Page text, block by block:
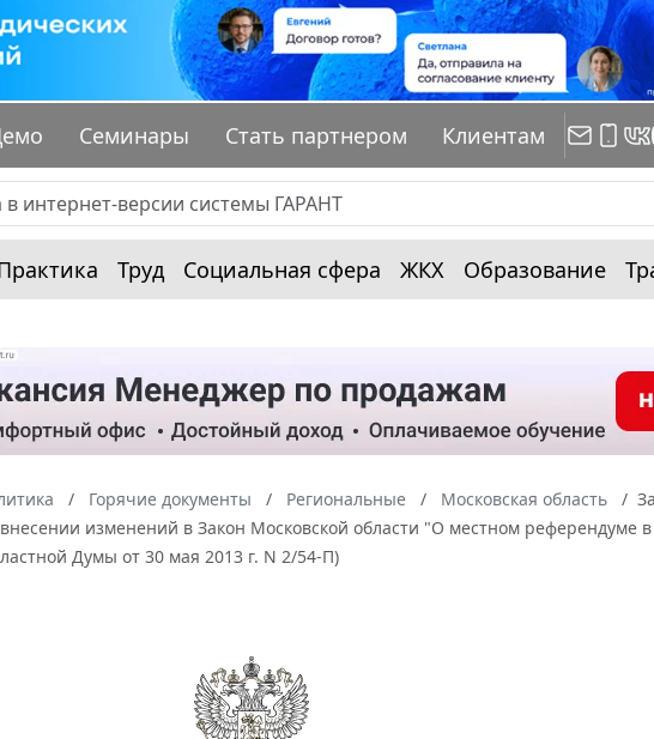
Семинары Стать партнером Клиентам
Труд Социальная сфера ЖКХ Образование
Горячие документы Региональные Московская область
изменений в Закон Московской области "О местном референдуме
Думы от 30 мая 2013 г. N 2/54-П)